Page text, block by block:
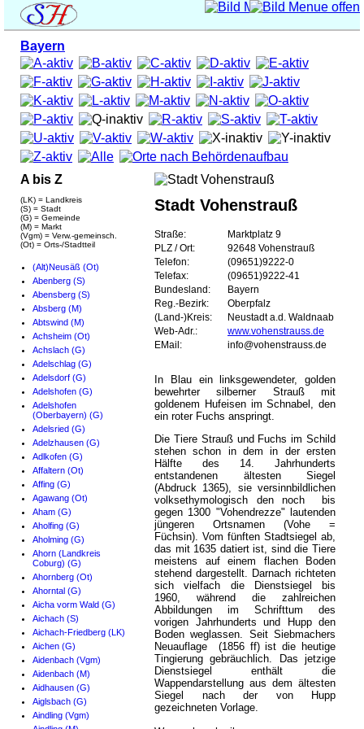
Bayern
A bis Z
(LK) = Landkreis
(S) = Stadt
(G) = Gemeinde
(M) = Markt
(Vgm) = Verw.-gemeinsch.
(Ot) = Orts-/Stadtteil
(Alt)Neusäß (Ot)
Abenberg (S)
Abensberg (S)
Absberg (M)
Abtswind (M)
Achsheim (Ot)
Achslach (G)
Adelschlag (G)
Adelsdorf (G)
Adelshofen (G)
Adelshofen
(Oberbayern) (G)
Adelsried (G)
Adelzhausen (G)
Adlkofen (G)
Affaltern (Ot)
Affing (G)
Agawang (Ot)
Aham (G)
Aholfing (G)
Aholming (G)
Ahorn (Landkreis
Coburg) (G)
Ahornberg (Ot)
Ahorntal (G)
Aicha vorm Wald (G)
Aichach (S)
Aichach-Friedberg (LK)
Aichen (G)
Aidenbach (Vgm)
Aidenbach (M)
Aidhausen (G)
Aiglsbach (G)
Aindling (Vgm)
Stadt Vohenstrauß
Straße:
Marktplatz 9
PLZ / Ort:
92648 Vohenstrauß
Telefon:
(09651)9222-0
Telefax:
(09651)9222-41
Bundesland:
Bayern
Reg.-Bezirk:
Oberpfalz
(Land-)Kreis:
Neustadt a.d. Waldnaab
Web-Adr.:
www.vohenstrauss.de
EMail:
info@vohenstrauss.de
In Blau ein linksgewendeter, golden
bewehrter silberner Strauß mit
goldenem Hufeisen im Schnabel, den
ein roter Fuchs anspringt.
Die Tiere Strauß und Fuchs im Schild
stehen schon in dem in der ersten
Hälfte des 14. Jahrhunderts
entstandenen ältesten Siegel
(Abdruck 1365), sie versinnbildlichen
volksethymologisch den noch bis
gegen 1300 "Vohendrezze" lautenden
jüngeren Ortsnamen (Vohe =
Füchsin). Vom fünften Stadtsiegel ab,
das mit 1635 datiert ist, sind die Tiere
meistens auf einem flachen Boden
stehend dargestellt. Darnach richteten
sich vielfach die Dienstsiegel bis
1960, während die zahlreichen
Abbildungen im Schrifttum des
vorigen Jahrhunderts und Hupp den
Boden weglassen. Seit Siebmachers
Neuauflage (1856 ff) ist die heutige
Tingierung gebräuchlich. Das jetzige
Dienstsiegel enthält die
Wappendarstellung aus dem ältesten
Siegel nach der von Hupp
gezeichneten Vorlage.